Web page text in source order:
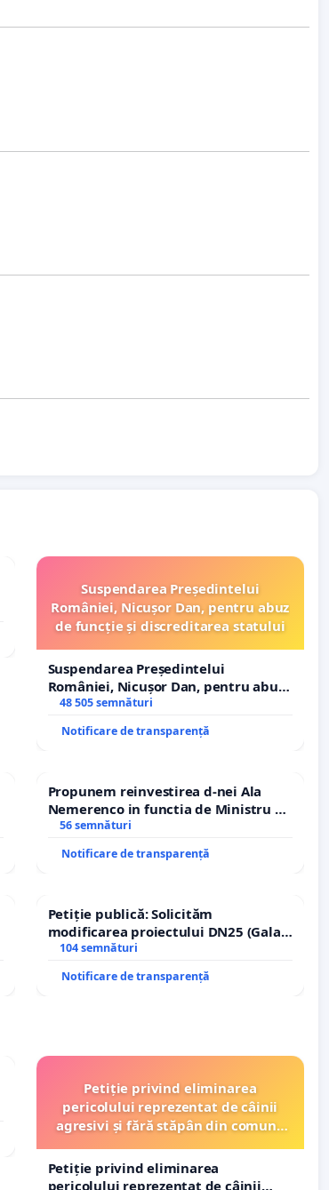
Suspendarea Președintelui
României, Nicușor Dan, pentru abuz
de funcție și discreditarea statului
Suspendarea Președintelui
României, Nicușor Dan, pentru abuz
de funcție și discreditarea statului
48 505 semnături
Notificare de transparență
Propunem reinvestirea d-nei Ala
Nemerenco in functia de Ministru al
Sanatatii
56 semnături
Notificare de transparență
Petiție publică: Solicităm
modificarea proiectului DN25 (Galați
– Hanu Conachi) prin devierea
104 semnături
Notificare de transparență
Petiție privind eliminarea
pericolului reprezentat de câinii
agresivi și fără stăpân din comuna
Petiție privind eliminarea
pericolului reprezentat de câinii